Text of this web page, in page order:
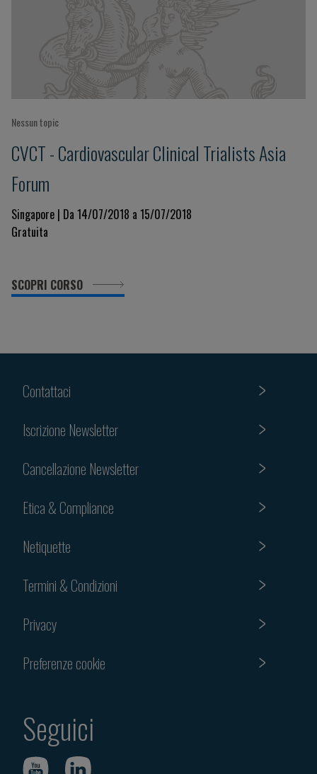
Nessun topic
CVCT - Cardiovascular Clinical Trialists Asia
Forum
Singapore | Da 14/07/2018 a 15/07/2018
Gratuita
SCOPRI CORSO
Contattaci
Iscrizione Newsletter
Cancellazione Newsletter
Etica & Compliance
Netiquette
Termini & Condizioni
Privacy
Preferenze cookie
Seguici